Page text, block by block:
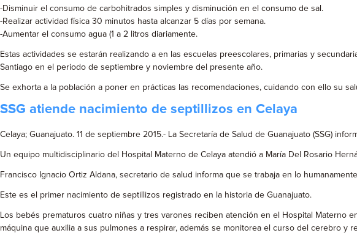
-Disminuir el consumo de carbohitrados simples y disminución en el consumo de sal.
-Realizar actividad física 30 minutos hasta alcanzar 5 días por semana.
-Aumentar el consumo agua (1 a 2 litros diariamente.
Estas actividades se estarán realizando a en las escuelas preescolares, primarias y
Santiago en el periodo de septiembre y noviembre del presente año.
Se exhorta a la población a poner en prácticas las recomendaciones, cuidando con ello su
SSG atiende nacimiento de septillizos en Celaya
Celaya; Guanajuato. 11 de septiembre 2015.- La Secretaría de Salud de Guanajuato (SSG)
Un equipo multidisciplinario del Hospital Materno de Celaya atendió a María Del Rosario
Francisco Ignacio Ortiz Aldana, secretario de salud informa que se trabaja en lo
Este es el primer nacimiento de septillizos registrado en la historia de Guanajuato.
Los bebés prematuros cuatro niñas y tres varones reciben atención en el Hospital Materno
máquina que auxilia a sus pulmones a respirar, además se monitorea el curso del cerebro y